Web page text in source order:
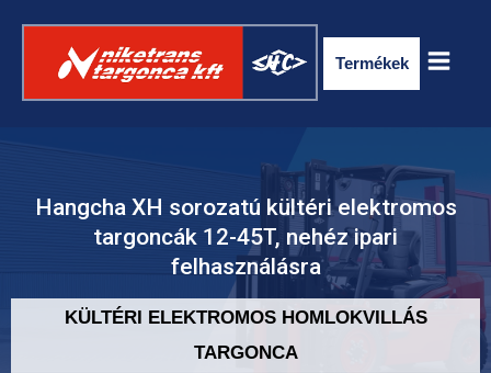
Termékek
Hangcha XH sorozatú kültéri elektromos
targoncák 12-45T, nehéz ipari
felhasználásra
KÜLTÉRI ELEKTROMOS HOMLOKVILLÁS
TARGONCA